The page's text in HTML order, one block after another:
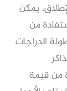
يمكن
من
الدراجات
من قيمة